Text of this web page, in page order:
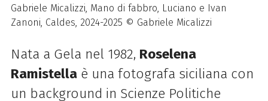
Gabriele Micalizzi, Mano di fabbro, Luciano e Ivan
Zanoni, Caldes, 2024-2025 © Gabriele Micalizzi
Nata a Gela nel 1982, Roselena
Ramistellaè una fotografa siciliana con
un background in Scienze Politiche